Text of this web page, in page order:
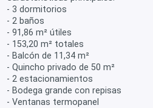
- 3 dormitorios
- 2 baños
- 91,86 m² útiles
- 153,20 m² totales
- Balcón de 11,34 m²
- Quincho privado de 50 m²
- 2 estacionamientos
- Bodega grande con repisas
- Ventanas termopanel